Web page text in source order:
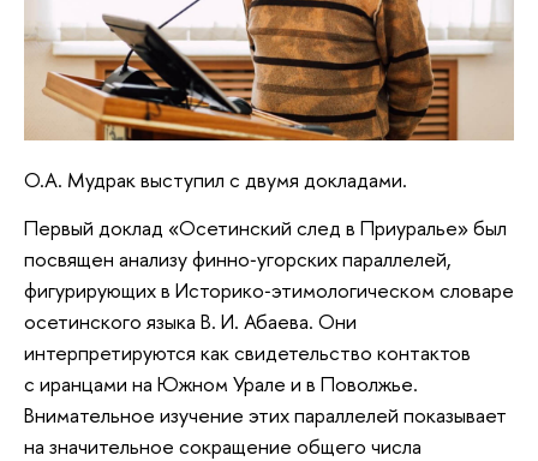
О.А. Мудрак выступил с двумя докладами.
Первый доклад «Осетинский след в Приуралье» был
посвящен анализу финно‑угорских параллелей,
фигурирующих в Историко‑этимологическом словаре
осетинского языка В. И. Абаева. Они
интерпретируются как свидетельство контактов
с иранцами на Южном Урале и в Поволжье.
Внимательное изучение этих параллелей показывает
на значительное сокращение общего числа